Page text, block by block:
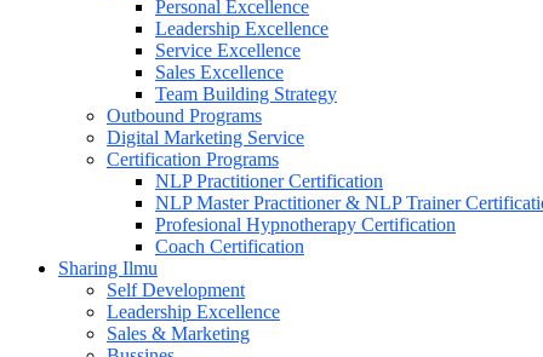
Personal Excellence
Leadership Excellence
Service Excellence
Sales Excellence
Team Building Strategy
Outbound Programs
Digital Marketing Service
Certification Programs
NLP Practitioner Certification
NLP Master Practitioner & NLP Trainer
Profesional Hypnotherapy Certification
Coach Certification
Sharing Ilmu
Self Development
Leadership Excellence
Sales & Marketing